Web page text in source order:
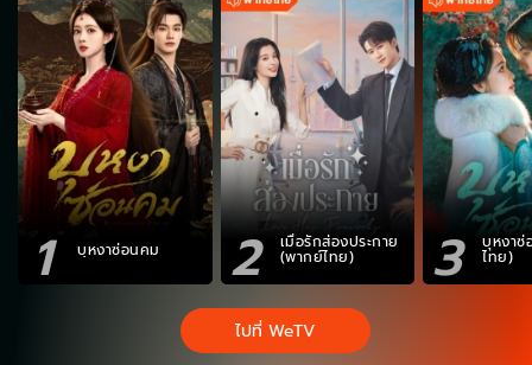
1 บุหงาซ่อนคม 2 เมื่อรักส่องประกาย
(พากย์ไทย) 3 บุหงา
ไทย)
ไปที่ WeTV